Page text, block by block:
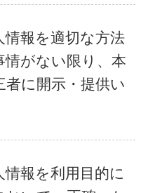
情報を適切な方法
情がない限り、本
者に開示・提供い
報を利用目的に